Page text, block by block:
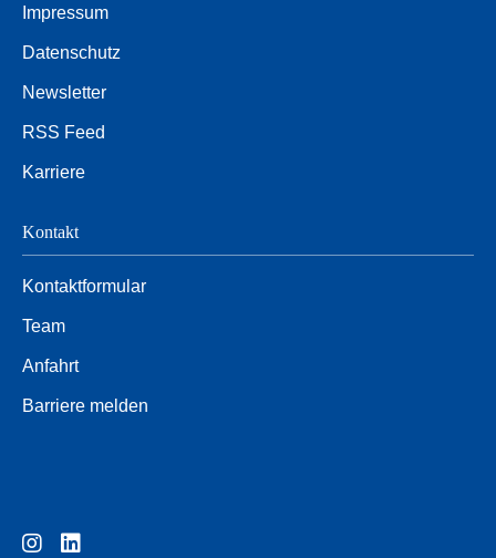
Impressum
Datenschutz
Newsletter
RSS Feed
Karriere
Kontakt
Kontaktformular
Team
Anfahrt
Barriere melden